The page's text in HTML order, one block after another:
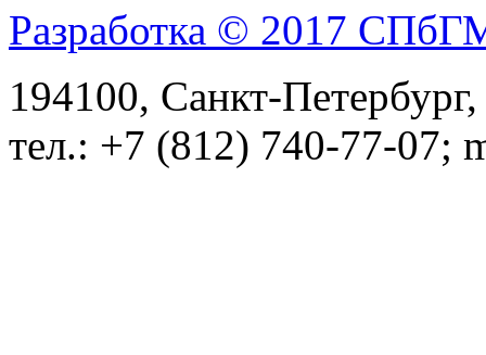
Разработка © 2017
194100, Санкт-
тел.: +7 (812) 740-77-07;